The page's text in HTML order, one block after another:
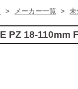
> メーカー一覧 > 未
E PZ 18-110mm